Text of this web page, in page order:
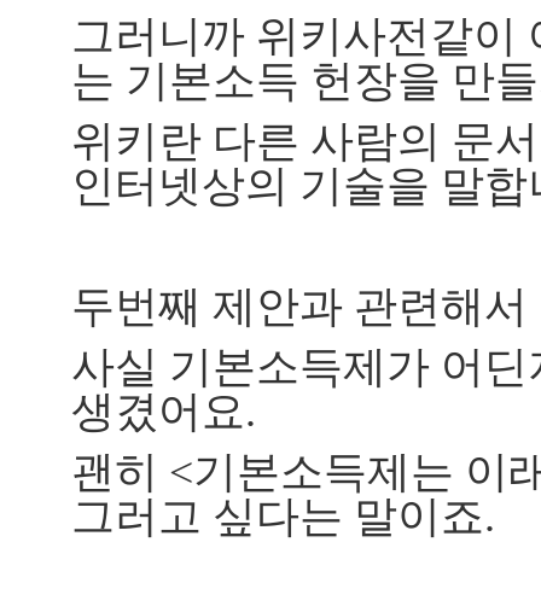
그러니까 위키사전같이
는 기본소득 헌장을 만
위키란 다른 사람의 문
인터넷상의 기술을 말합
두번째 제안과 관련해
사실 기본소득제가 어
생겼어요.
괜히 <기본소득제는 이
그러고 싶다는 말이죠.